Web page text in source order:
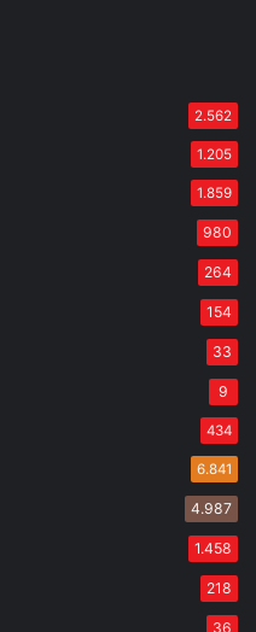
2.562
1.205
1.859
980
264
154
33
9
434
6.841
4.987
1.458
218
36